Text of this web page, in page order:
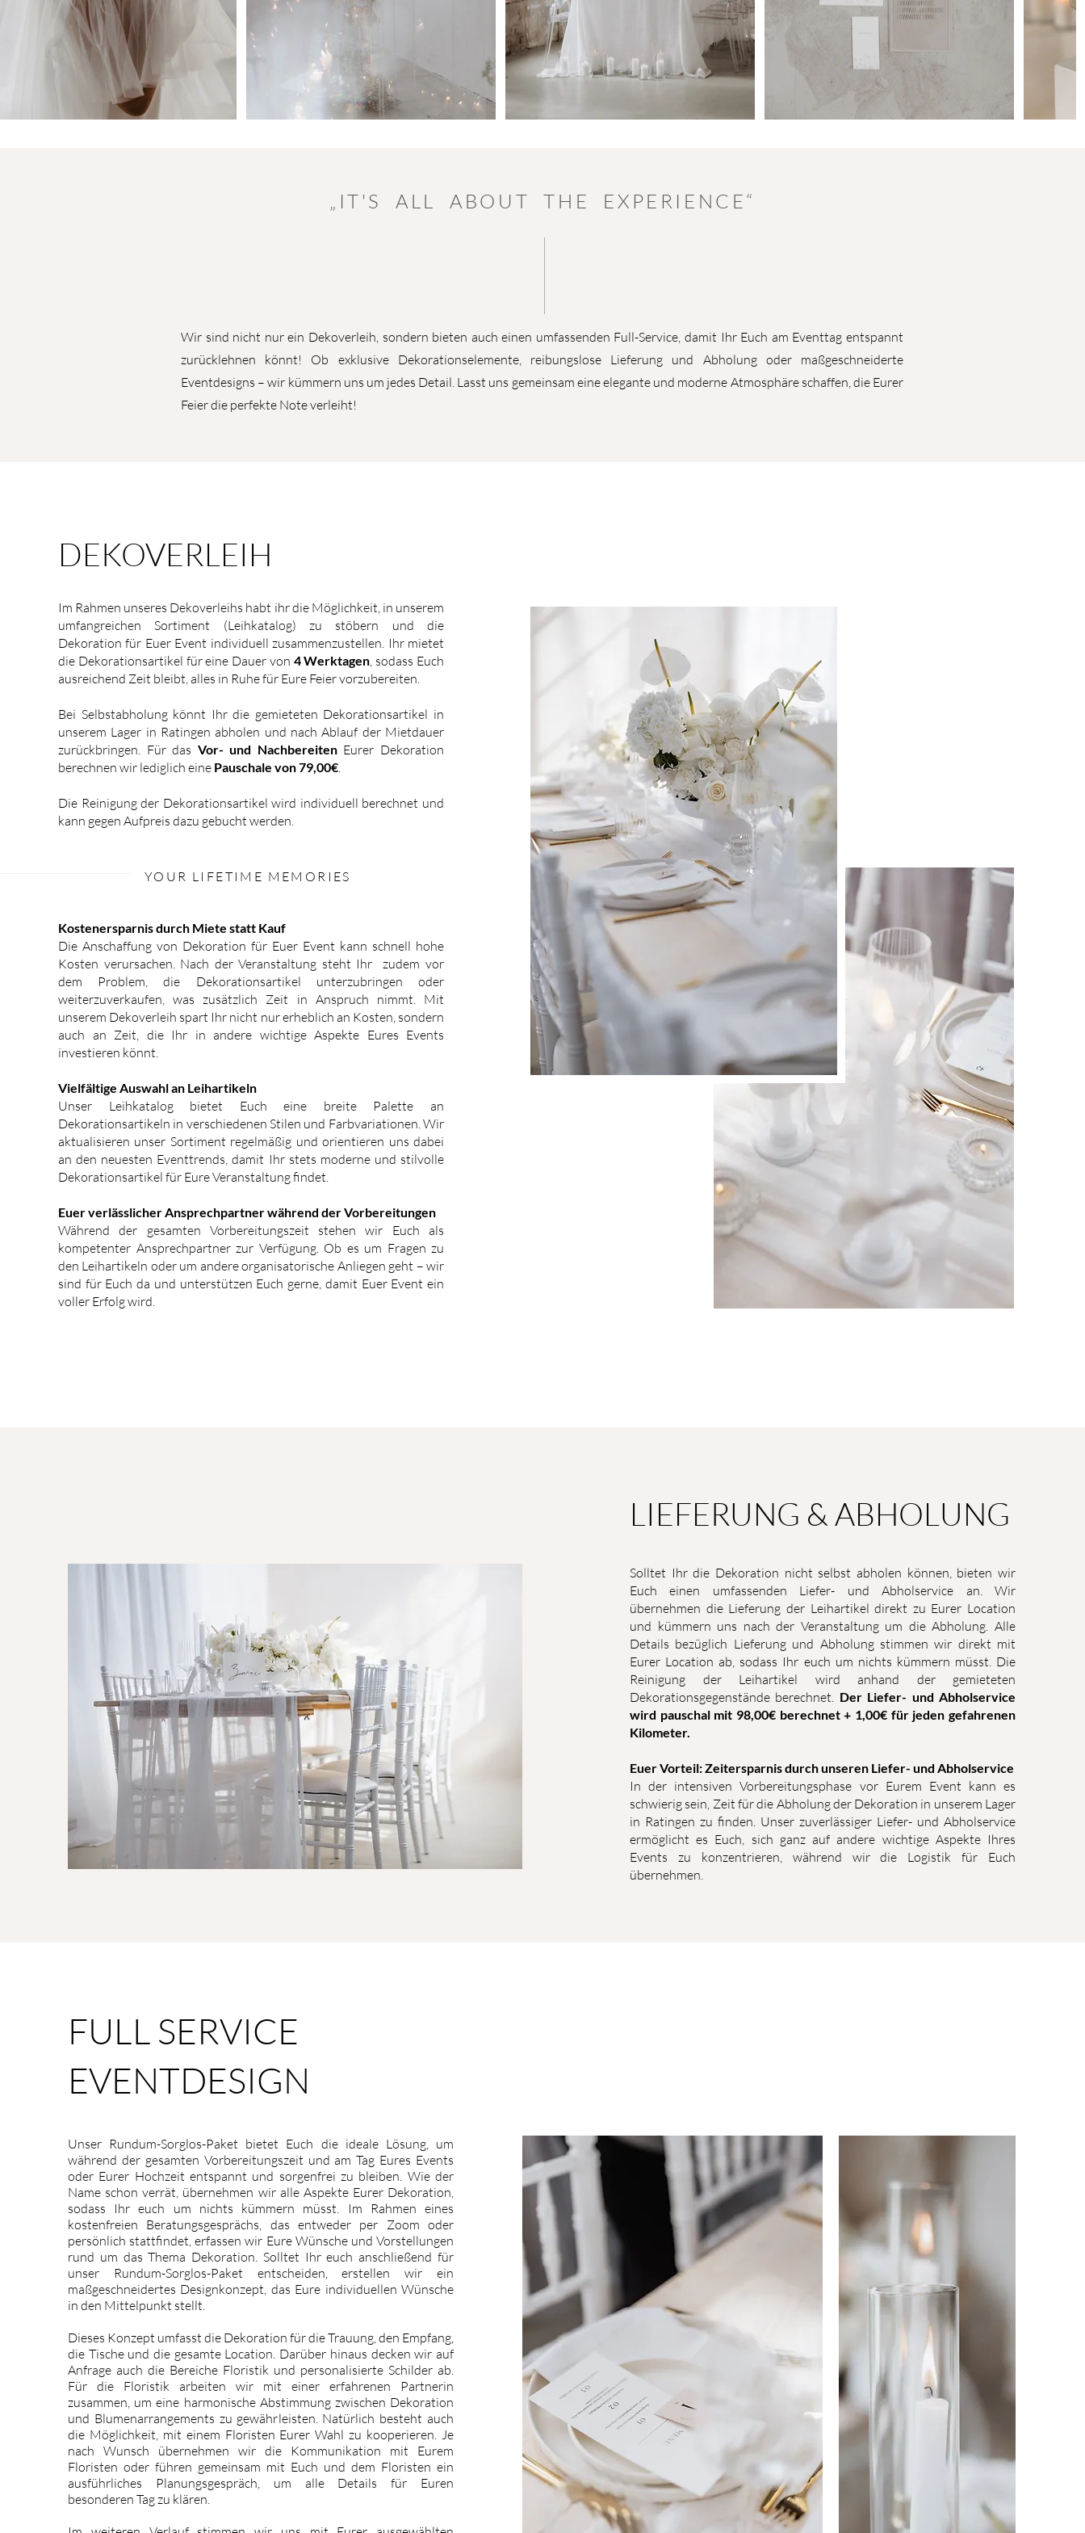
„IT'S ALL ABOUT THE EXPERIENCE“
Wir sind nicht nur ein Dekoverleih, sondern bieten auch einen umfassenden Full-Service, damit Ihr Euch am Eventtag entspannt
zurücklehnen könnt! Ob exklusive Dekorationselemente, reibungslose Lieferung und Abholung oder maßgeschneiderte
Eventdesigns – wir kümmern uns um jedes Detail. Lasst uns gemeinsam eine elegante und moderne Atmosphäre schaffen, die Eurer
Feier die perfekte Note verleiht!
DEKOVERLEIH
Im Rahmen unseres Dekoverleihs habt ihr die Möglichkeit, in unserem
umfangreichen Sortiment (Leihkatalog) zu stöbern und die
Dekoration für Euer Event individuell zusammenzustellen. Ihr mietet
die Dekorationsartikel für eine Dauer von 4 Werktagen, sodass Euch
ausreichend Zeit bleibt, alles in Ruhe für Eure Feier vorzubereiten.
Bei Selbstabholung könnt Ihr die gemieteten Dekorationsartikel in
unserem Lager in Ratingen abholen und nach Ablauf der Mietdauer
zurückbringen. Für das Vor- und NachbereitenEurer Dekoration
berechnen wir lediglich eine Pauschale von 79,00€.
Die Reinigung der Dekorationsartikel wird individuell berechnet und
kann gegen Aufpreis dazu gebucht werden.
Kostenersparnis durch Miete statt Kauf
Die Anschaffung von Dekoration für Euer Event kann schnell hohe
Kosten verursachen. Nach der Veranstaltung steht Ihr zudem vor
dem Problem, die Dekorationsartikel unterzubringen oder
weiterzuverkaufen, was zusätzlich Zeit in Anspruch nimmt. Mit
unserem Dekoverleih spart Ihr nicht nur erheblich an Kosten, sondern
auch an Zeit, die Ihr in andere wichtige Aspekte Eures Events
investieren könnt.
Vielfältige Auswahl an Leihartikeln
Unser Leihkatalog bietet Euch eine breite Palette an
Dekorationsartikeln in verschiedenen Stilen und Farbvariationen. Wir
aktualisieren unser Sortiment regelmäßig und orientieren uns dabei
an den neuesten Eventtrends, damit Ihr stets moderne und stilvolle
Dekorationsartikel für Eure Veranstaltung findet.
Euer verlässlicher Ansprechpartner während der Vorbereitungen
Während der gesamten Vorbereitungszeit stehen wir Euch als
kompetenter Ansprechpartner zur Verfügung. Ob es um Fragen zu
den Leihartikeln oder um andere organisatorische Anliegen geht – wir
sind für Euch da und unterstützen Euch gerne, damit Euer Event ein
voller Erfolg wird.
YOUR LIFETIME MEMORIES
LIEFERUNG & ABHOLUNG
Solltet Ihr die Dekoration nicht selbst abholen können, bieten wir
Euch einen umfassenden Liefer- und Abholservice an. Wir
übernehmen die Lieferung der Leihartikel direkt zu Eurer Location
und kümmern uns nach der Veranstaltung um die Abholung. Alle
Details bezüglich Lieferung und Abholung stimmen wir direkt mit
Eurer Location ab, sodass Ihr euch um nichts kümmern müsst. Die
Reinigung der Leihartikel wird anhand der gemieteten
Dekorationsgegenstände berechnet. Der Liefer- und Abholservice
wird pauschal mit 98,00€ berechnet + 1,00€ für jeden gefahrenen
Kilometer.
Euer Vorteil: Zeitersparnis durch unseren Liefer- und Abholservice
In der intensiven Vorbereitungsphase vor Eurem Event kann es
schwierig sein, Zeit für die Abholung der Dekoration in unserem Lager
in Ratingen zu finden. Unser zuverlässiger Liefer- und Abholservice
ermöglicht es Euch, sich ganz auf andere wichtige Aspekte Ihres
Events zu konzentrieren, während wir die Logistik für Euch
übernehmen.
FULL SERVICE
EVENTDESIGN
Unser Rundum-Sorglos-Paket bietet Euch die ideale Lösung, um
während der gesamten Vorbereitungszeit und am Tag Eures Events
oder Eurer Hochzeit entspannt und sorgenfrei zu bleiben. Wie der
Name schon verrät, übernehmen wir alle Aspekte Eurer Dekoration,
sodass Ihr euch um nichts kümmern müsst. Im Rahmen eines
kostenfreien Beratungsgesprächs, das entweder per Zoom oder
persönlich stattfindet, erfassen wir Eure Wünsche und Vorstellungen
rund um das Thema Dekoration. Solltet Ihr euch anschließend für
unser Rundum-Sorglos-Paket entscheiden, erstellen wir ein
maßgeschneidertes Designkonzept, das Eure individuellen Wünsche
in den Mittelpunkt stellt.
Dieses Konzept umfasst die Dekoration für die Trauung, den Empfang,
die Tische und die gesamte Location. Darüber hinaus decken wir auf
Anfrage auch die Bereiche Floristik und personalisierte Schilder ab.
Für die Floristik arbeiten wir mit einer erfahrenen Partnerin
zusammen, um eine harmonische Abstimmung zwischen Dekoration
und Blumenarrangements zu gewährleisten. Natürlich besteht auch
die Möglichkeit, mit einem Floristen Eurer Wahl zu kooperieren. Je
nach Wunsch übernehmen wir die Kommunikation mit Eurem
Floristen oder führen gemeinsam mit Euch und dem Floristen ein
ausführliches Planungsgespräch, um alle Details für Euren
besonderen Tag zu klären.